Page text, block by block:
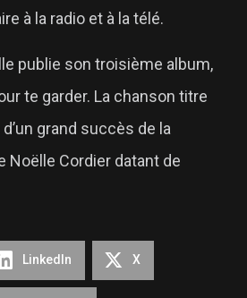
à la radio et à la télé.
publie son troisième album,
te garder. La chanson titre
grand succès de la
Noëlle Cordier datant de
LinkedIn X